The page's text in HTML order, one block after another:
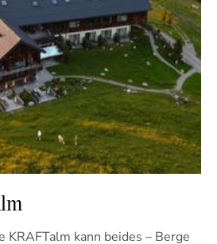
KRAFTalm kann beides – Berge